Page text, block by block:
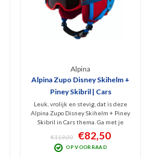
Alpina
Alpina Zupo Disney Skihelm +
Piney Skibril | Cars
Leuk, vrolijk en stevig, dat is deze
Alpina Zupo Disney Skihelm + Piney
Skibril in Cars thema. Ga met je
Disney-helden veilig het
sneeuwavontuur aan. De matchende
skibril maakt de set compleet en is
€119,00 €82,50
OP VOORRAAD